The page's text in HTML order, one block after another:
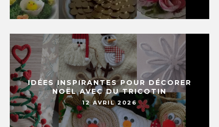
IDÉES INSPIRANTES POUR DÉCORER
NOËL AVEC DU TRICOTIN
12 AVRIL 2026